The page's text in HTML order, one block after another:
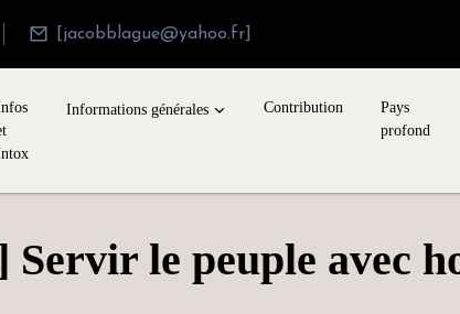
[jacobblague@yahoo.fr]
Informations générales Contribution
Pays
profond
le peuple avec